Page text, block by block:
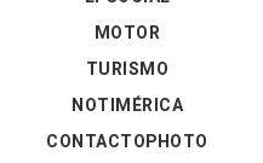
MOTOR
TURISMO
NOTIMÉRICA
CONTACTOPHOTO